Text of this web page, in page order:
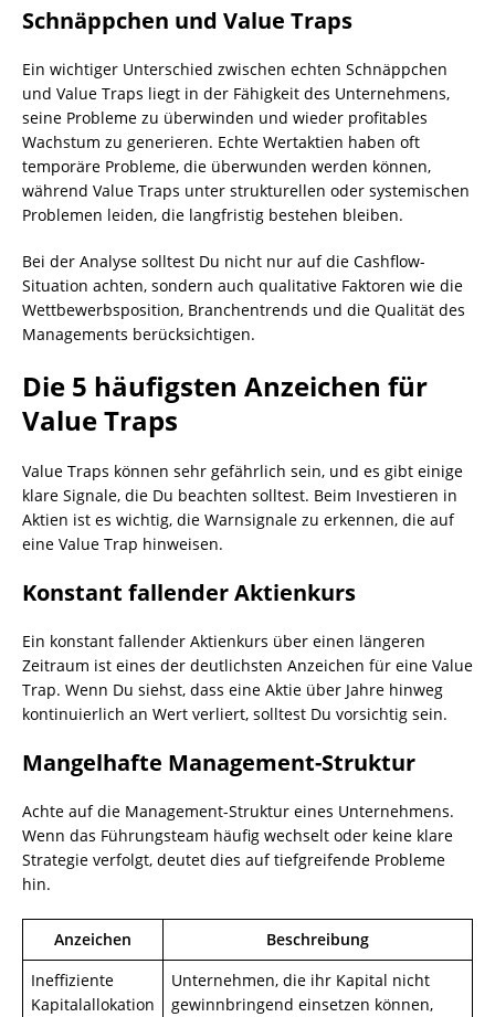
Schnäppchen und Value Traps
Ein wichtiger Unterschied zwischen echten Schnäppchen
und Value Traps liegt in der Fähigkeit des Unternehmens,
seine Probleme zu überwinden und wieder profitables
Wachstum zu generieren. Echte Wertaktien haben oft
temporäre Probleme, die überwunden werden können,
während Value Traps unter strukturellen oder systemischen
Problemen leiden, die langfristig bestehen bleiben.
Bei der Analyse solltest Du nicht nur auf die Cashflow-
Situation achten, sondern auch qualitative Faktoren wie die
Wettbewerbsposition, Branchentrends und die Qualität des
Managements berücksichtigen.
Die 5 häufigsten Anzeichen für
Value Traps
Value Traps können sehr gefährlich sein, und es gibt einige
klare Signale, die Du beachten solltest. Beim Investieren in
Aktien ist es wichtig, die Warnsignale zu erkennen, die auf
eine Value Trap hinweisen.
Konstant fallender Aktienkurs
Ein konstant fallender Aktienkurs über einen längeren
Zeitraum ist eines der deutlichsten Anzeichen für eine Value
Trap. Wenn Du siehst, dass eine Aktie über Jahre hinweg
kontinuierlich an Wert verliert, solltest Du vorsichtig sein.
Mangelhafte Management-Struktur
Achte auf die Management-Struktur eines Unternehmens.
Wenn das Führungsteam häufig wechselt oder keine klare
Strategie verfolgt, deutet dies auf tiefgreifende Probleme
hin.
Anzeichen
Beschreibung
Ineffiziente
Kapitalallokation
Unternehmen, die ihr Kapital nicht
gewinnbringend einsetzen können,